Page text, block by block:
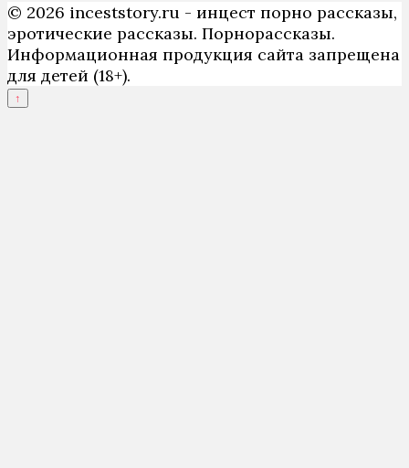
© 2026 inceststory.ru - инцест порно рассказы,
эротические рассказы. Порнорассказы.
Информационная продукция сайта запрещена
для детей (18+).